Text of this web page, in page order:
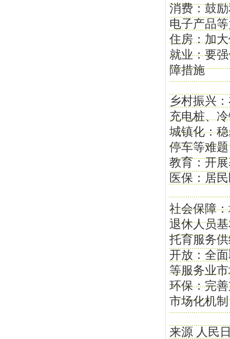
消费：鼓
电子产品
住房：加
就业：要
障措施
乡村振兴
充电桩、
城镇化：
停车等难题
教育：开
医保：居
社会保障
退休人员
托育服务
开放：全
等服务业
环保：完
市场化机制
来源 人民